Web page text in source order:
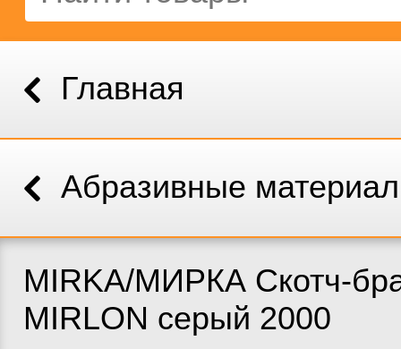
Главная
Абразивные
MIRKA/МИРКА Скотч-
MIRLON серый 2000